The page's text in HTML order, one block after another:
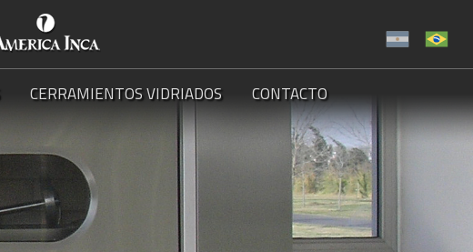
CERRAMIENTOS VIDRIADOS CONTACTO